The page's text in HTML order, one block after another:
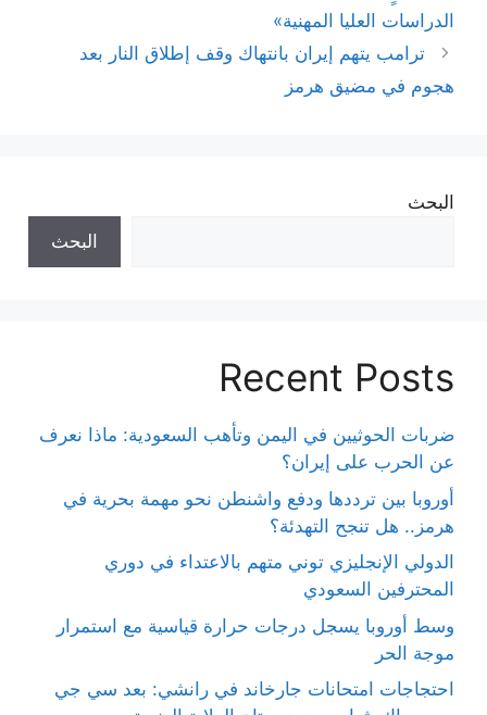
الدراسات العليا المهنية»
ترامب يتهم إيران بانتهاك وقف إطلاق النار بعد
هجوم في مضيق هرمز
البحث
البحث
Recent Posts
ضربات الحوثيين في اليمن وتأهب السعودية: ماذا نعرف
عن الحرب على إيران؟
أوروبا بين ترددها ودفع واشنطن نحو مهمة بحرية في
هرمز.. هل تنجح التهدئة؟
الدولي الإنجليزي توني متهم بالاعتداء في دوري
المحترفين السعودي
وسط أوروبا يسجل درجات حرارة قياسية مع استمرار
موجة الحر
احتجاجات امتحانات جارخاند في رانشي: بعد سي جي